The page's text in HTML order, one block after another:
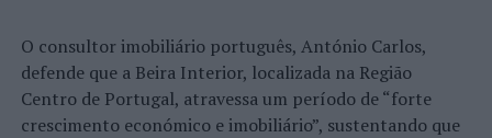
durante a condução e não utilização ou utilização
incorreta de cinto de segurança.
O consultor imobiliário português, António Carlos,
defende que a Beira Interior, localizada na Região
Centro de Portugal, atravessa um período de “forte
crescimento económico e imobiliário”, sustentando que